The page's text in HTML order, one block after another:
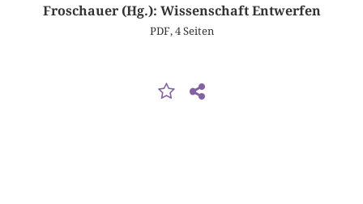
Froschauer (Hg.): Wissenschaft Entwerfen
PDF, 4 Seiten